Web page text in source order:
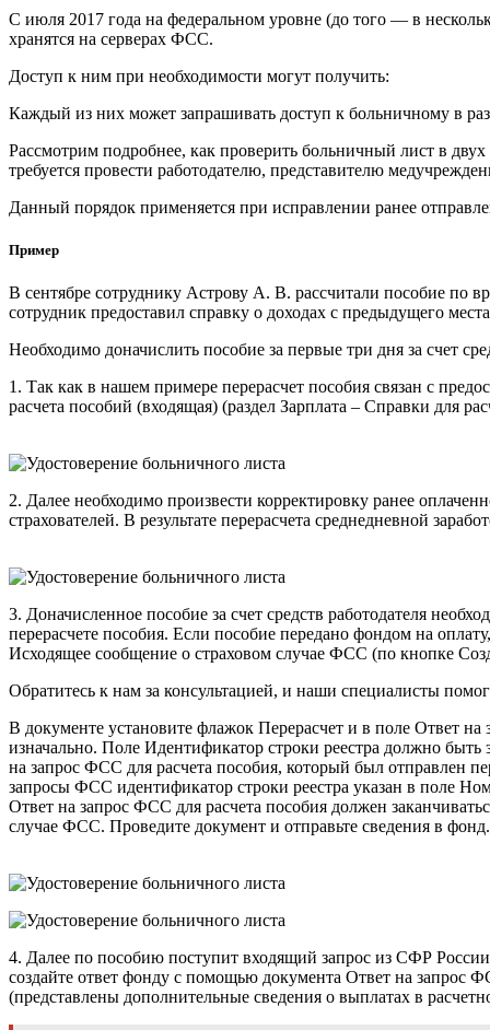
С июля 2017 года на федеральном уровне (до того — в
хранятся на серверах ФСС.
Доступ к ним при необходимости могут получить:
Каждый из них может запрашивать доступ к больничному в
Рассмотрим подробнее, как проверить больничный лист в
требуется провести работодателю, представителю
Данный порядок применяется при исправлении ранее
Пример
В сентябре сотруднику Астрову А. В. рассчитали пособие по
сотрудник предоставил справку о доходах с предыдущего
Необходимо доначислить пособие за первые три дня за счет
1. Так как в нашем примере перерасчет пособия связан с
расчета пособий (входящая) (раздел Зарплата – Справки для
2. Далее необходимо произвести корректировку ранее
страхователей. В результате перерасчета среднедневной
3. Доначисленное пособие за счет средств работодателя
перерасчете пособия. Если пособие передано фондом на
Исходящее сообщение о страховом случае ФСС (по кнопке
Обратитесь к нам за консультацией, и наши специалисты
В документе установите флажок Перерасчет и в поле Ответ
изначально. Поле Идентификатор строки реестра должно
на запрос ФСС для расчета пособия, который был отправлен
запросы ФСС идентификатор строки реестра указан в поле
Ответ на запрос ФСС для расчета пособия должен
случае ФСС. Проведите документ и отправьте сведения в фонд.
4. Далее по пособию поступит входящий запрос из СФР
создайте ответ фонду с помощью документа Ответ на запрос
(представлены дополнительные сведения о выплатах в